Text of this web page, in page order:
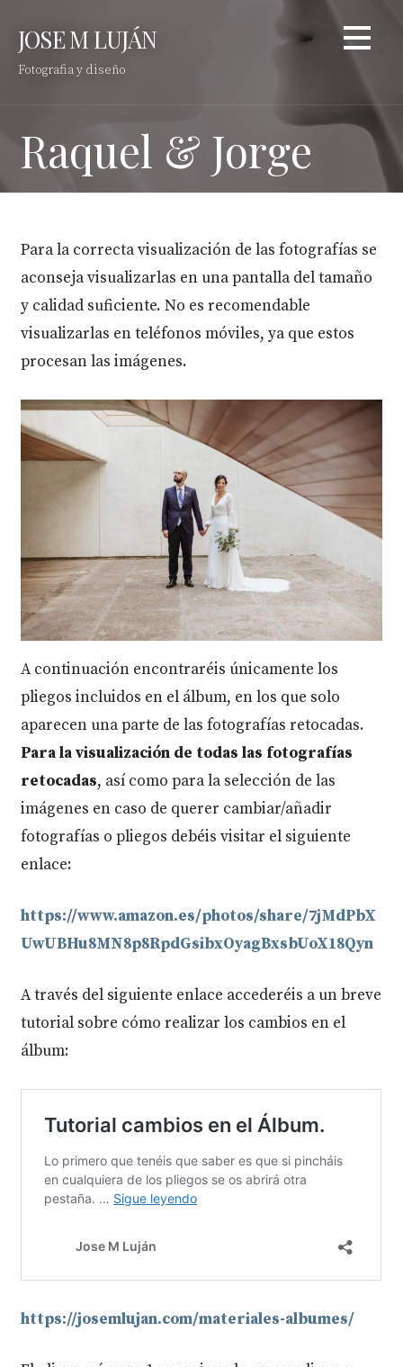
contenido
JOSE M LUJÁN
Fotografia y diseño
Raquel & Jorge
Para la correcta visualización de las fotografías se
aconseja visualizarlas en una pantalla del tamaño
y calidad suficiente. No es recomendable
visualizarlas en teléfonos móviles, ya que estos
procesan las imágenes.
A continuación encontraréis únicamente los
pliegos incluidos en el álbum, en los que solo
aparecen una parte de las fotografías retocadas.
Para la visualización de todas las fotografías
retocadas, así como para la selección de las
imágenes en caso de querer cambiar/añadir
fotografías o pliegos debéis visitar el siguiente
enlace:
https://www.amazon.es/photos/share/7jMdPbX
UwUBHu8MN8p8RpdGsibxOyagBxsbUoX18Qyn
A través del siguiente enlace accederéis a un breve
tutorial sobre cómo realizar los cambios en el
álbum:
https://josemlujan.com/materiales-albumes/